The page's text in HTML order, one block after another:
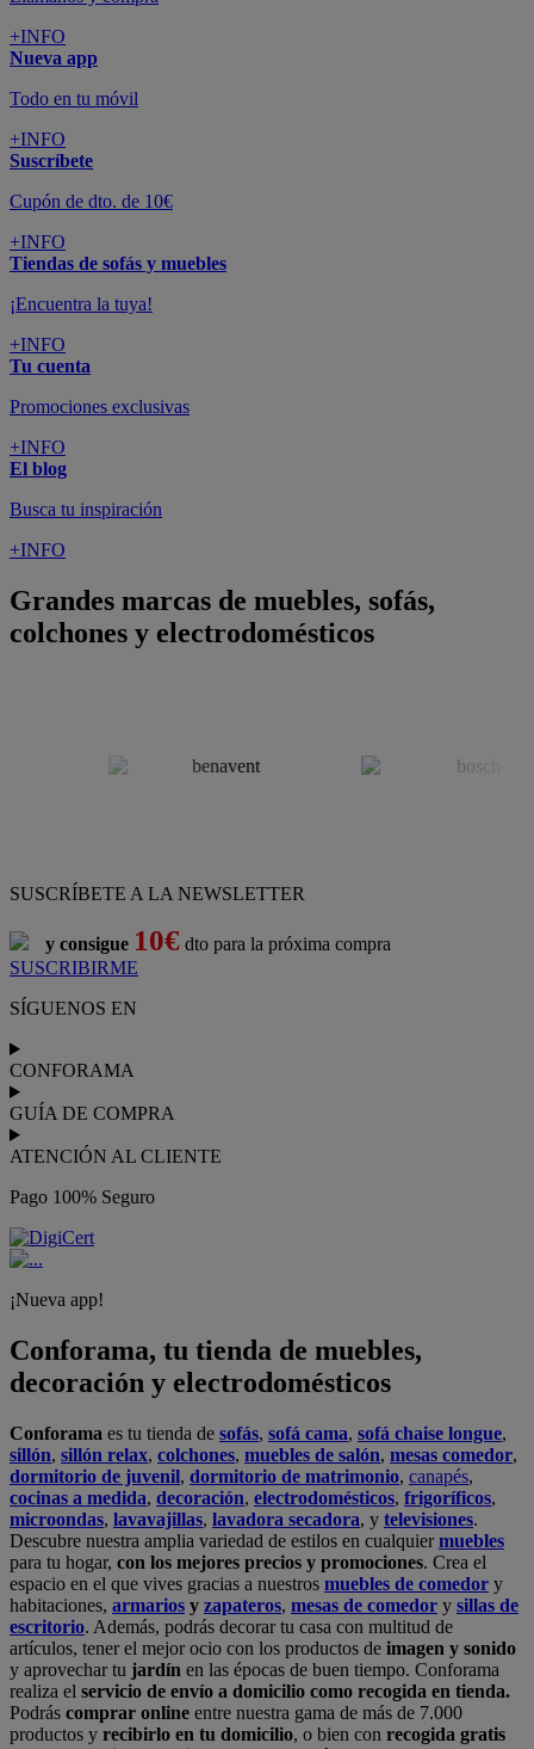
+INFO
Nueva app
Todo en tu móvil
+INFO
Suscríbete
Cupón de dto. de 10€
+INFO
Tiendas de sofás y muebles
¡Encuentra la tuya!
+INFO
Tu cuenta
Promociones exclusivas
+INFO
El blog
Busca tu inspiración
+INFO
Grandes marcas de muebles, sofás,
colchones y electrodomésticos
SUSCRÍBETE A LA NEWSLETTER
y consigue 10€ dto para la próxima compra
SUSCRIBIRME
SÍGUENOS EN
CONFORAMA
GUÍA DE COMPRA
ATENCIÓN AL CLIENTE
Pago 100% Seguro
¡Nueva app!
Conforama, tu tienda de muebles,
decoración y electrodomésticos
Conforama es tu tienda de sofás, sofá cama, sofá chaise longue,
sillón, sillón relax, colchones, muebles de salón, mesas comedor,
dormitorio de juvenil, dormitorio de matrimonio, canapés,
cocinas a medida, decoración, electrodomésticos, frigoríficos,
microondas, lavavajillas, lavadora secadora, y televisiones.
Descubre nuestra amplia variedad de estilos en cualquiermuebles
para tu hogar, con los mejores precios y promociones. Crea el
espacio en el que vives gracias a nuestros muebles de comedor y
habitaciones, armarios y zapateros, mesas de comedor y sillas de
escritorio. Además, podrás decorar tu casa con multitud de
artículos, tener el mejor ocio con los productos de imagen y sonido
y aprovechar tu jardín en las épocas de buen tiempo. Conforama
realiza el servicio de envío a domicilio como recogida en tienda.
Podrás comprar online entre nuestra gama de más de 7.000
productos y recibirlo en tu domicilio, o bien con recogida gratis